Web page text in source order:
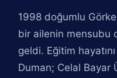
1998 doğumlu
bir ailenin mensubu
geldi. Eğitim
Duman; Celal Bayar